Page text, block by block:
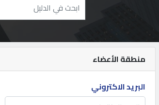
اعلانك
مطلوب
منطقة الأعضاء
البريد الاكتروني